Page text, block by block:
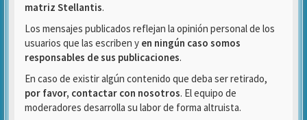
matriz Stellantis.
Los mensajes publicados reflejan la opinión personal de los
usuarios que las escriben y en ningún caso somos
responsables de sus publicaciones.
En caso de existir algún contenido que deba ser retirado,
por favor, contactar con nosotros. El equipo de
moderadores desarrolla su labor de forma altruista.